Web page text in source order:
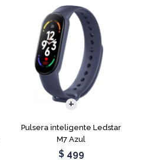
Pulsera inteligente Ledstar
M7 Azul
$ 499